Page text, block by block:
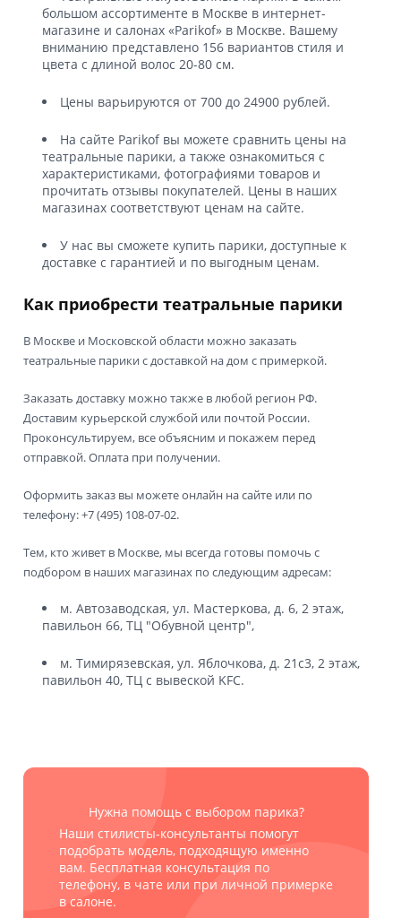
большом ассортименте в Москве в интернет-
магазине и салонах «Parikof» в Москве. Вашему
вниманию представлено 156 вариантов стиля и
цвета с длиной волос 20-80 см.
Цены варьируются от 700 до 24900 рублей.
На сайте Parikof вы можете сравнить цены на
театральные парики, а также ознакомиться с
характеристиками, фотографиями товаров и
прочитать отзывы покупателей. Цены в наших
магазинах соответствуют ценам на сайте.
У нас вы сможете купить парики, доступные к
доставке с гарантией и по выгодным ценам.
Как приобрести театральные парики
В Москве и Московской области можно заказать
театральные парики с доставкой на дом с примеркой.
Заказать доставку можно также в любой регион РФ.
Доставим курьерской службой или почтой России.
Проконсультируем, все объясним и покажем перед
отправкой. Оплата при получении.
Оформить заказ вы можете онлайн на сайте или по
телефону: +7 (495) 108-07-02.
Тем, кто живет в Москве, мы всегда готовы помочь с
подбором в наших магазинах по следующим адресам:
м. Автозаводская, ул. Мастеркова, д. 6, 2 этаж,
павильон 66, ТЦ "Обувной центр",
м. Тимирязевская, ул. Яблочкова, д. 21с3, 2 этаж,
павильон 40, ТЦ с вывеской KFC.
Нужна помощь с выбором парика?
Наши стилисты-консультанты помогут
подобрать модель, подходящую именно
вам. Бесплатная консультация по
телефону, в чате или при личной примерке
в салоне.